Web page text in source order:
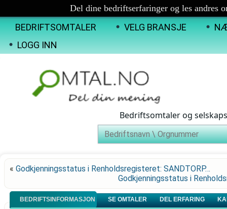
Del dine bedriftserfaringer og les andres
BEDRIFTSOMTALER VELG BRANSJE
LOGG INN
Bedriftsomtaler og
« Godkjenningsstatus i Renholdsregisteret: SANDTORP…
Godkjenningsstatus i
BEDRIFTSINFORMASJON SE OMTALER DEL ERFARING